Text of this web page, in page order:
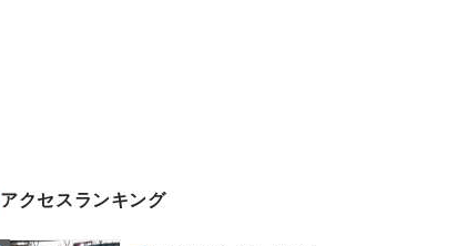
アクセスランキング